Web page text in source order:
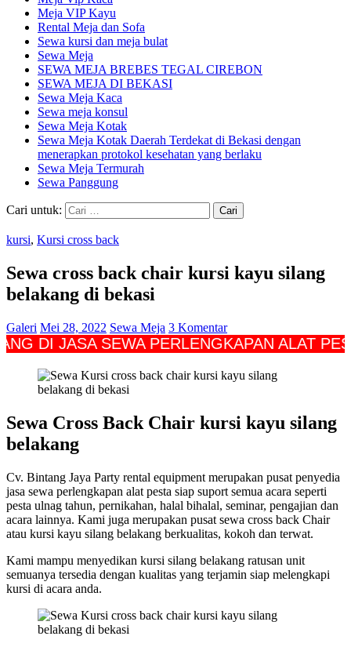
Meja VIP Kayu
Rental Meja dan Sofa
Sewa kursi dan meja bulat
Sewa Meja
SEWA MEJA BREBES TEGAL CIREBON
SEWA MEJA DI BEKASI
Sewa Meja Kaca
Sewa meja konsul
Sewa Meja Kotak
Sewa Meja Kotak Daerah Terdekat di Bekasi dengan
menerapkan protokol kesehatan yang berlaku
Sewa Meja Termurah
Sewa Panggung
Cari untuk:
kursi, Kursi cross back
Sewa cross back chair kursi kayu silang
belakang di bekasi
Galeri Mei 28, 2022 Sewa Meja 3 Komentar
JASA SEWA PERLENGKAPAN ALAT PESTA
Sewa Cross Back Chair kursi kayu silang
belakang
Cv. Bintang Jaya Party rental equipment merupakan pusat penyedia
jasa sewa perlengkapan alat pesta siap suport semua acara seperti
pesta ulnag tahun, pernikahan, halal bihalal, seminar, pengajian dan
acara lainnya. Kami juga merupakan pusat sewa cross back Chair
atau kursi kayu silang belakang berkualitas, kokoh dan terwat.
Kami mampu menyedikan kursi silang belakang ratusan unit
semuanya tersedia dengan kualitas yang terjamin siap melengkapi
kursi di acara anda.